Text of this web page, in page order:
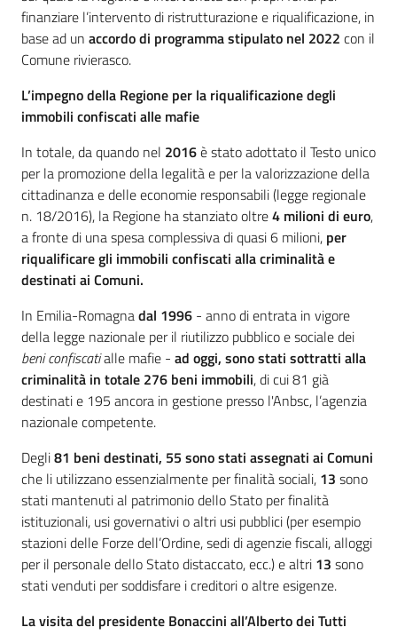
finanziare l’intervento di ristrutturazione e riqualificazione, in
base ad un accordo di programma stipulato nel 2022 con il
Comune rivierasco.
L’impegno della Regione per la riqualificazione degli
immobili confiscati alle mafie
In totale, da quando nel 2016è stato adottato il Testo unico
per la promozione della legalità e per la valorizzazione della
cittadinanza e delle economie responsabili (legge regionale
n. 18/2016), la Regione ha stanziato oltre4 milioni di euro,
a fronte di una spesa complessiva di quasi 6 milioni, per
riqualificare gli immobili confiscati alla criminalità e
destinati ai Comuni.
In Emilia-Romagnadal 1996 - anno di entrata in vigore
della legge nazionale per il riutilizzo pubblico e sociale dei
beni confiscatialle mafie - ad oggi, sono stati sottratti alla
criminalità in totale 276 beni immobili, di cui 81 già
destinati e 195 ancora in gestione presso l'Anbsc, l’agenzia
nazionale competente.
Degli81 beni destinati, 55 sono stati assegnati ai Comuni
che li utilizzano essenzialmente per finalità sociali, 13 sono
stati mantenuti al patrimonio dello Stato per finalità
istituzionali, usi governativi o altri usi pubblici (per esempio
stazioni delle Forze dell’Ordine, sedi di agenzie fiscali, alloggi
per il personale dello Stato distaccato, ecc.) e altri 13 sono
stati venduti per soddisfare i creditori o altre esigenze.
La visita del presidente Bonaccini all’Alberto dei Tutti